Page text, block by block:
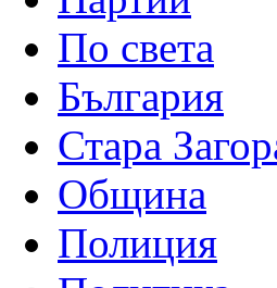
По света
България
Стара
Община
Полиция